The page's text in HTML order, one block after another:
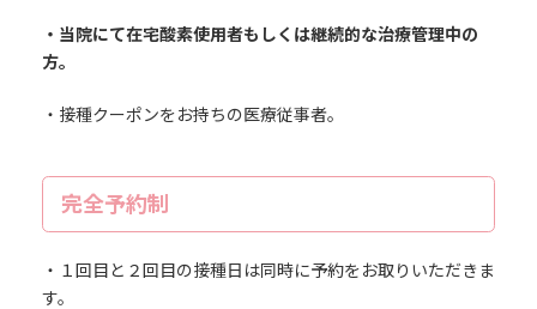
・当院にて在宅酸素使用者もしくは継続的な治療管理中の
方。
・接種クーポンをお持ちの医療従事者。
完全予約制
・１回目と２回目の接種日は同時に予約をお取りいただきま
す。